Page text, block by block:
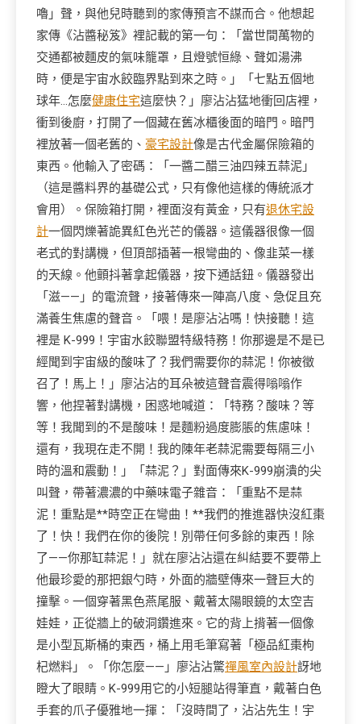
嚕」聲，與他兒時聽到的家傳預言不謀而合。他想起
家傳《沾醬秘笈》裡記載的第一句：「當世間萬物的
交通都被麵皮的氣味籠罩，且燈號恒綠、聲如湯沸
時，便是宇宙水餃臨界點到來之時。」「七點五個地
球年…怎麼健康住宅這麼快？」廖沾沾猛地衝回店裡，
衝到後廚，打開了一個藏在舊冰櫃後面的暗門。暗門
裡放著一個老舊的、 豪宅設計像是古代金屬保險箱的
東西。他輸入了密碼：「一醬二醋三油四辣五蒜泥」
（這是醬料界的基礎公式，只有像他這樣的傳統派才
會用）。保險箱打開，裡面沒有黃金，只有退休宅設
計一個閃爍著詭異紅色光芒的儀器。這儀器很像一個
老式的對講機，但頂部插著一根彎曲的、像韭菜一樣
的天線。他顫抖著拿起儀器，按下通話鈕。儀器發出
「滋——」的電流聲，接著傳來一陣高八度、急促且充
滿養生焦慮的聲音。「喂！是廖沾沾嗎！快接聽！這
裡是 K-999！宇宙水餃聯盟特級特務！你那邊是不是已
經聞到宇宙級的酸味了？我們需要你的蒜泥！你被徵
召了！馬上！」廖沾沾的耳朵被這聲音震得嗡嗡作
響，他捏著對講機，困惑地喊道：「特務？酸味？等
等！我聞到的不是酸味！是麵粉過度膨脹的焦慮味！
還有，我現在走不開！我的陳年老蒜泥需要每隔三小
時的溫和震動！」「蒜泥？」對面傳來K-999崩潰的尖
叫聲，帶著濃濃的中藥味電子雜音：「重點不是蒜
泥！重點是**時空正在彎曲！**我們的推進器快沒紅棗
了！快！我們在你的後院！別帶任何多餘的東西！除
了——你那缸蒜泥！」就在廖沾沾還在糾結要不要帶上
他最珍愛的那把銀勺時，外面的牆壁傳來一聲巨大的
撞擊。一個穿著黑色燕尾服、戴著太陽眼鏡的太空吉
娃娃，正從牆上的破洞鑽進來。它的背上揹著一個像
是小型瓦斯桶的東西，桶上用毛筆寫著「極品紅棗枸
杞燃料」。「你怎麼——」廖沾沾驚禪風室內設計訝地
瞪大了眼睛。K-999用它的小短腿站得筆直，戴著白色
手套的爪子優雅地一揮：「沒時間了，沾沾先生！宇